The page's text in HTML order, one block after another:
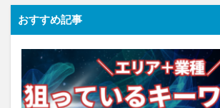
おすすめ記事